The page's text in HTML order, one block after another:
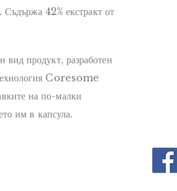
Съдържа 42% екстракт от
продукт, разработен
Coresome
на по-малки
им в капсула.